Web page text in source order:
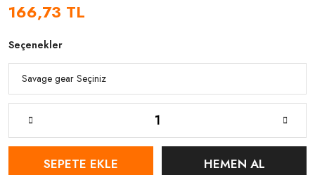
166,73 TL
Seçenekler
SEPETE EKLE HEMEN AL